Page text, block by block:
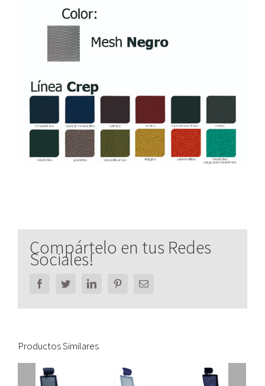
Compártelo en tus Redes
Sociales!
FacebookTwitterLinkedInPinterestEmail
Productos Similares